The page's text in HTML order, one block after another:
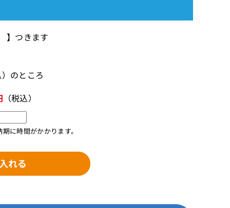
つきます
のところ
（税込）
に時間がかかります。